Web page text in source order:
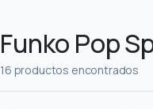
Funko Pop
16 productos encontrados